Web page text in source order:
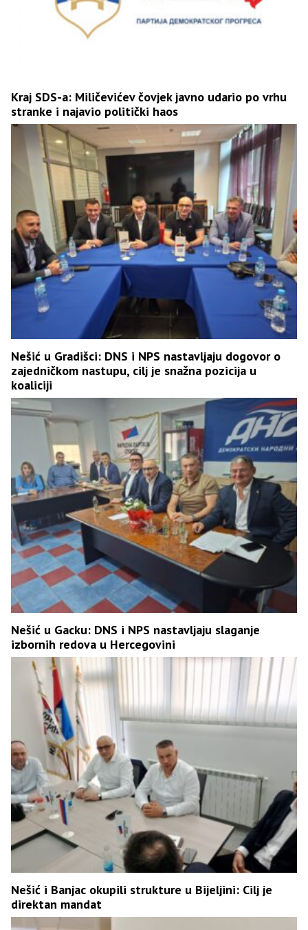
Kraj SDS-a: Miličevićev čovjek javno udario po vrhu
stranke i najavio politički haos
Nešić u Gradišci: DNS i NPS nastavljaju dogovor o
zajedničkom nastupu, cilj je snažna pozicija u
koaliciji
Nešić u Gacku: DNS i NPS nastavljaju slaganje
izbornih redova u Hercegovini
Nešić i Banjac okupili strukture u Bijeljini: Cilj je
direktan mandat